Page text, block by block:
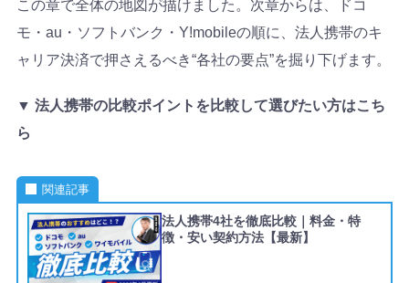
この章で全体の地図が描けました。次章からは、ドコ
モ・au・ソフトバンク・Y!mobileの順に、法人携帯のキ
ャリア決済で押さえるべき“各社の要点”を掘り下げます。
▼ 法人携帯の比較ポイントを比較して選びたい方はこち
ら
関連記事
法人携帯4社を徹底比較｜料金・特
徴・安い契約方法【最新】